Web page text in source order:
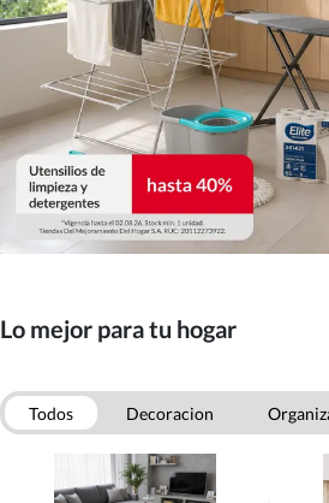
Lo mejor para tu hogar
Todos Decoracion